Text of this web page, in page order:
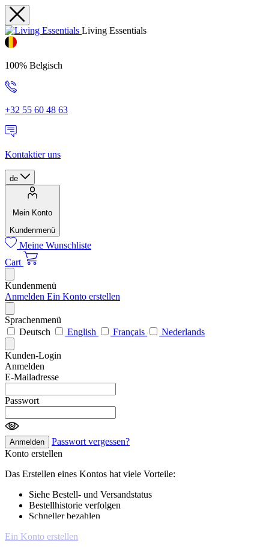
Living Essentials
100% Belgisch
+32 55 60 48 63
Kontaktier uns
de
Mein Konto
Kundenmenü
Meine Wunschliste
Cart
Kundenmenü
Anmelden Ein Konto erstellen
Sprachenmenü
Deutsch
English Français Nederlands
Kunden-Login
Anmelden
E-Mailadresse
Passwort
Anmelden
Passwort vergessen?
Konto erstellen
Das Erstellen eines Kontos hat viele Vorteile:
Siehe Bestell- und Versandstatus
Bestellhistorie verfolgen
Schneller bezahlen
Ein Konto erstellen